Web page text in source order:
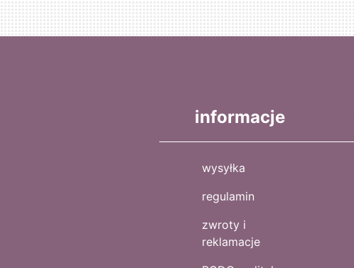
informacje
wysyłka
regulamin
zwroty i
reklamacje